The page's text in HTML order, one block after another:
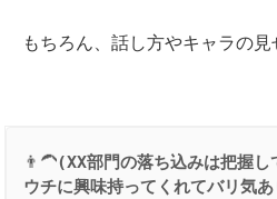
もちろん、話し方やキャラの見
👨‍🦱(XX部門の落ち込みは把握し
ウチに興味持ってくれてバリ気